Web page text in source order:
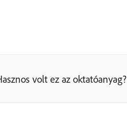
volt ez az oktatóanyag?